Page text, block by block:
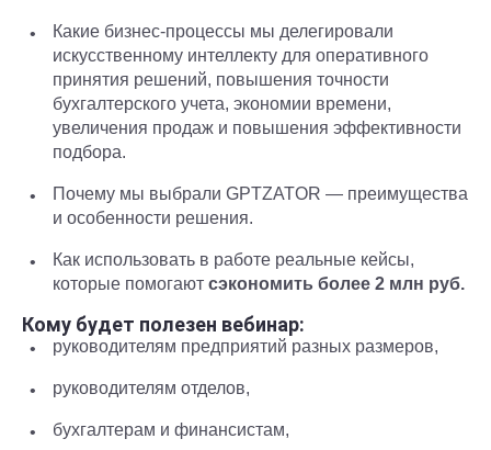
Какие бизнес-процессы мы делегировали
искусственному интеллекту для оперативного
принятия решений, повышения точности
бухгалтерского учета, экономии времени,
увеличения продаж и повышения эффективности
подбора.
Почему мы выбрали GPTZATOR — преимущества
и особенности решения.
Как использовать в работе реальные кейсы,
которые помогают сэкономить более 2 млн руб.
Кому будет полезен вебинар:
руководителям предприятий разных размеров,
руководителям отделов,
бухгалтерам и финансистам,